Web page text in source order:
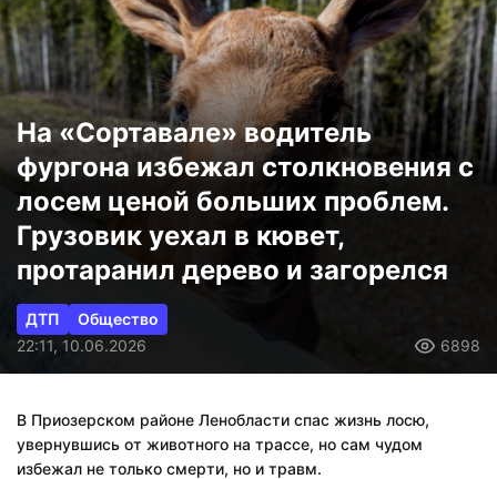
На «Сортавале» водитель
фургона избежал столкновения с
лосем ценой больших проблем.
Грузовик уехал в кювет,
протаранил дерево и загорелся
ДТП
Общество
22:11, 10.06.2026
6898
В Приозерском районе Ленобласти спас жизнь лосю,
увернувшись от животного на трассе, но сам чудом
избежал не только смерти, но и травм.